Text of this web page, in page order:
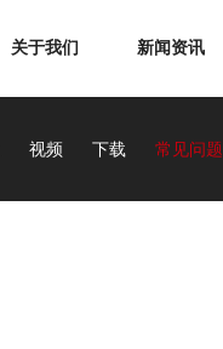
关于我们 新闻资讯
视频 下载 常见问题